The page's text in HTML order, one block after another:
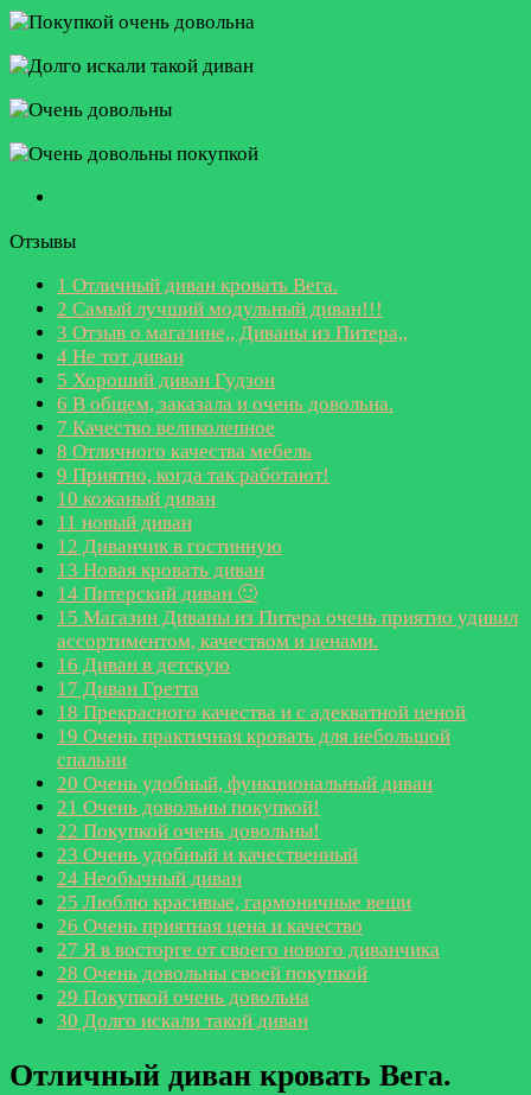
Отзывы
1 Отличный диван кровать Вега.
2 Самый лучший модульный диван!!!
3 Отзыв о магазине,, Диваны из Питера,,
4 Не тот диван
5 Хороший диван Гудзон
6 В общем, заказала и очень довольна.
7 Качество великолепное
8 Отличного качества мебель
9 Приятно, когда так работают!
10 кожаный диван
11 новый диван
12 Диванчик в гостинную
13 Новая кровать диван
14 Питерский диван 🙂
15 Магазин Диваны из Питера очень приятно удивил
ассортиментом, качеством и ценами.
16 Диван в детскую
17 Диван Гретта
18 Прекрасного качества и с адекватной ценой
19 Очень практичная кровать для небольшой
спальни
20 Очень удобный, функциональный диван
21 Очень довольны покупкой!
22 Покупкой очень довольны!
23 Очень удобный и качественный
24 Необычный диван
25 Люблю красивые, гармоничные вещи
26 Очень приятная цена и качество
27 Я в восторге от своего нового диванчика
28 Очень довольны своей покупкой
29 Покупкой очень довольна
30 Долго искали такой диван
Отличный диван кровать Вега.